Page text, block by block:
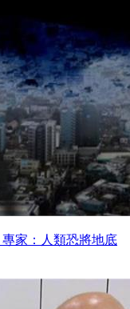
家：人類恐將地底